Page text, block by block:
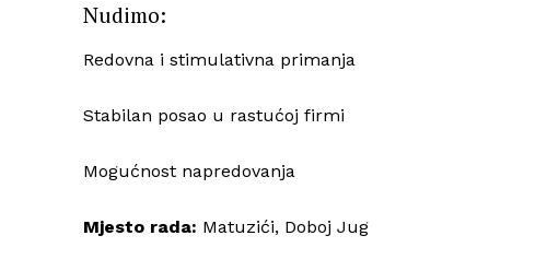
Nudimo:
Redovna i stimulativna primanja
Stabilan posao u rastućoj firmi
Mogućnost napredovanja
Mjesto rada: Matuzići, Doboj Jug